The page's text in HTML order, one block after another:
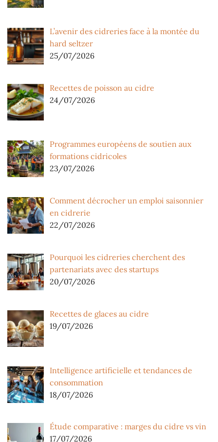
L’avenir des cidreries face à la montée du
hard seltzer
25/07/2026
Recettes de poisson au cidre
24/07/2026
Programmes européens de soutien aux
formations cidricoles
23/07/2026
Comment décrocher un emploi saisonnier
en cidrerie
22/07/2026
Pourquoi les cidreries cherchent des
partenariats avec des startups
20/07/2026
Recettes de glaces au cidre
19/07/2026
Intelligence artificielle et tendances de
consommation
18/07/2026
Étude comparative : marges du cidre vs vin
17/07/2026